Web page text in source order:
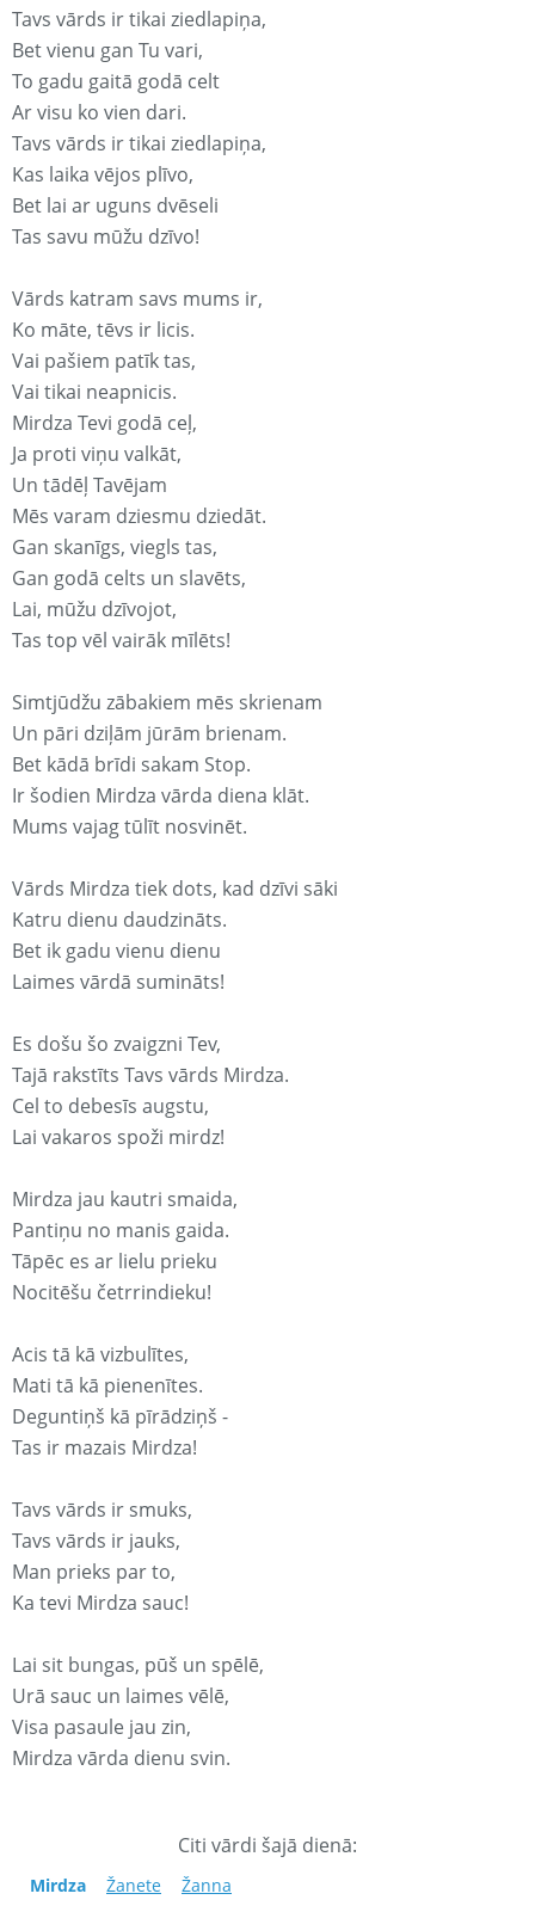
Tavs vārds ir tikai ziedlapiņa,
Bet vienu gan Tu vari,
To gadu gaitā godā celt
Ar visu ko vien dari.
Tavs vārds ir tikai ziedlapiņa,
Kas laika vējos plīvo,
Bet lai ar uguns dvēseli
Tas savu mūžu dzīvo!
Vārds katram savs mums ir,
Ko māte, tēvs ir licis.
Vai pašiem patīk tas,
Vai tikai neapnicis.
Mirdza Tevi godā ceļ,
Ja proti viņu valkāt,
Un tādēļ Tavējam
Mēs varam dziesmu dziedāt.
Gan skanīgs, viegls tas,
Gan godā celts un slavēts,
Lai, mūžu dzīvojot,
Tas top vēl vairāk mīlēts!
Simtjūdžu zābakiem mēs skrienam
Un pāri dziļām jūrām brienam.
Bet kādā brīdi sakam Stop.
Ir šodien Mirdza vārda diena klāt.
Mums vajag tūlīt nosvinēt.
Vārds Mirdza tiek dots, kad dzīvi sāki
Katru dienu daudzināts.
Bet ik gadu vienu dienu
Laimes vārdā sumināts!
Es došu šo zvaigzni Tev,
Tajā rakstīts Tavs vārds Mirdza.
Cel to debesīs augstu,
Lai vakaros spoži mirdz!
Mirdza jau kautri smaida,
Pantiņu no manis gaida.
Tāpēc es ar lielu prieku
Nocitēšu četrrindieku!
Acis tā kā vizbulītes,
Mati tā kā pienenītes.
Deguntiņš kā pīrādziņš -
Tas ir mazais Mirdza!
Tavs vārds ir smuks,
Tavs vārds ir jauks,
Man prieks par to,
Ka tevi Mirdza sauc!
Lai sit bungas, pūš un spēlē,
Urā sauc un laimes vēlē,
Visa pasaule jau zin,
Mirdza vārda dienu svin.
Citi vārdi šajā dienā:
Mirdza Žanete Žanna